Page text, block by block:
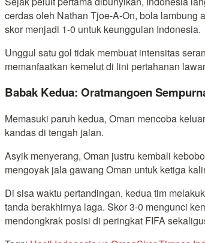
cerdas oleh Nathan Tjoe-A-On, bola lambung
skor menjadi 1-0 untuk keunggulan Indonesia.
Unggul satu gol tidak membuat intensitas
memanfaatkan kemelut di lini pertahanan
Babak Kedua: Oratmangoen
Memasuki paruh kedua, Oman mencoba
kandas di tengah jalan.
Asyik menyerang, Oman justru kembali
mengoyak jala gawang Oman untuk ketiga
Di sisa waktu pertandingan, kedua tim
tanda berakhirnya laga. Skor 3-0 mengunci
mendongkrak posisi di peringkat FIFA